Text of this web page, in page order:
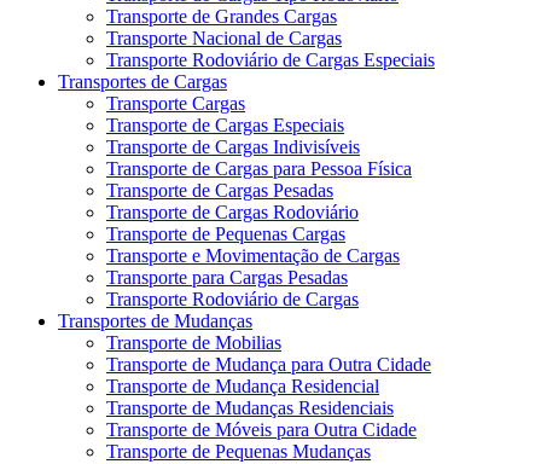
Transporte de Grandes Cargas
Transporte Nacional de Cargas
Transporte Rodoviário de Cargas Especiais
Transportes de Cargas
Transporte Cargas
Transporte de Cargas Especiais
Transporte de Cargas Indivisíveis
Transporte de Cargas para Pessoa Física
Transporte de Cargas Pesadas
Transporte de Cargas Rodoviário
Transporte de Pequenas Cargas
Transporte e Movimentação de Cargas
Transporte para Cargas Pesadas
Transporte Rodoviário de Cargas
Transportes de Mudanças
Transporte de Mobilias
Transporte de Mudança para Outra Cidade
Transporte de Mudança Residencial
Transporte de Mudanças Residenciais
Transporte de Móveis para Outra Cidade
Transporte de Pequenas Mudanças